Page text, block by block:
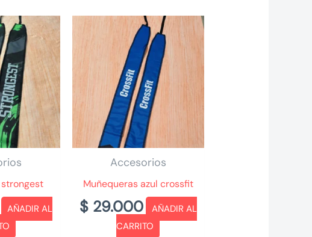
AÑADIR AL
Accesorios
Muñequeras azul crossfit
$29.000
AÑADIR AL
CARRITO